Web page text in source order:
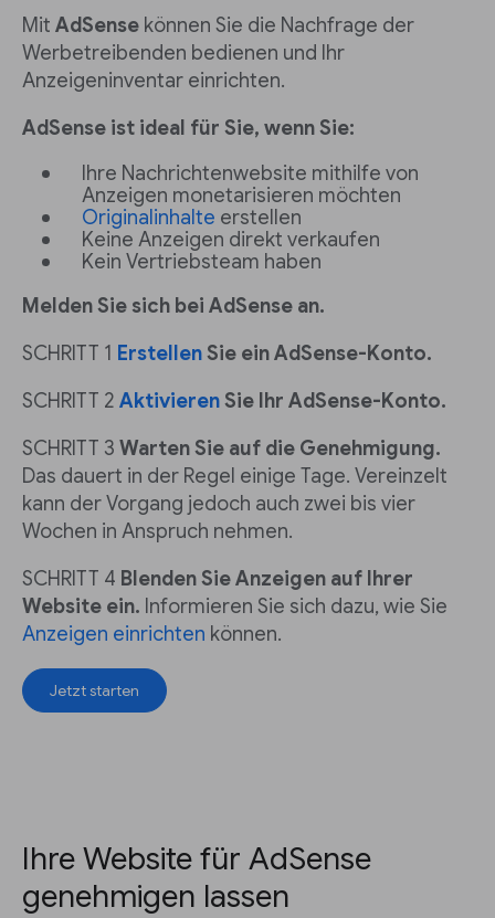
Mit AdSense können Sie die Nachfrage der
Werbetreibenden bedienen und Ihr
Anzeigeninventar einrichten.
AdSense ist ideal für Sie, wenn Sie:
Ihre Nachrichtenwebsite mithilfe von
Anzeigen monetarisieren möchten
Originalinhalte erstellen
Keine Anzeigen direkt verkaufen
Kein Vertriebsteam haben
Melden Sie sich bei AdSense an.
SCHRITT 1 ErstellenSie ein AdSense-Konto.
SCHRITT 2 AktivierenSie Ihr AdSense-Konto.
SCHRITT 3 Warten Sie auf die Genehmigung.
Das dauert in der Regel einige Tage. Vereinzelt
kann der Vorgang jedoch auch zwei bis vier
Wochen in Anspruch nehmen.
SCHRITT 4 Blenden Sie Anzeigen auf Ihrer
Website ein. Informieren Sie sich dazu, wie Sie
Anzeigen einrichten können.
Jetzt starten
Ihre Website für AdSense
genehmigen lassen